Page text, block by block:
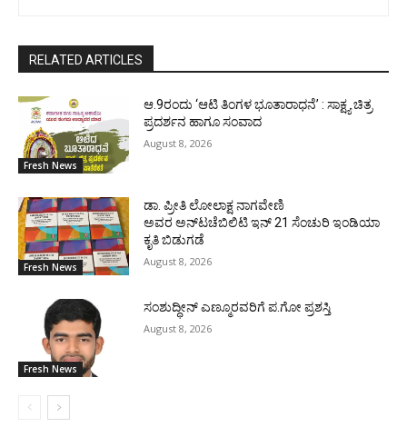
RELATED ARTICLES
Fresh News
ಆ.9ರಂದು ‘ಆಟಿ ತಿಂಗಳ ಭೂತಾರಾಧನೆ’ : ಸಾಕ್ಷ್ಯ ಚಿತ್ರ
ಪ್ರದರ್ಶನ ಹಾಗೂ ಸಂವಾದ
August 8, 2026
Fresh News
ಡಾ. ಪ್ರೀತಿ ಲೋಲಾಕ್ಷ ನಾಗವೇಣಿ
ಅವರ ಅನ್‌ಟಚೆಬಿಲಿಟಿ ಇನ್ 21 ಸೆಂಚುರಿ ಇಂಡಿಯಾ
ಕೃತಿ ಬಿಡುಗಡೆ
August 8, 2026
Fresh News
ಸಂಶುದ್ಧೀನ್ ಎಣ್ಮೂರವರಿಗೆ ಪ.ಗೋ ಪ್ರಶಸ್ತಿ
August 8, 2026